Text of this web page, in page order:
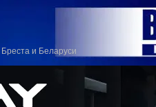
и Беларуси